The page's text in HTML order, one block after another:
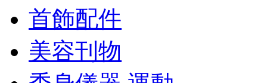
首飾配件
美容刊物